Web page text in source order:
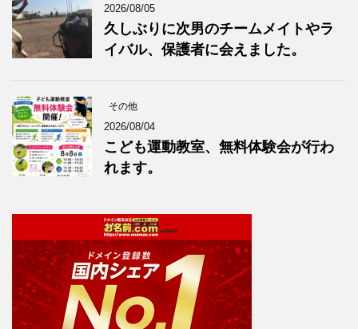
2026/08/05
久しぶりに次男のチームメイトやラ
イバル、保護者に会えました。
その他
2026/08/04
こども運動教室、無料体験会が行わ
れます。